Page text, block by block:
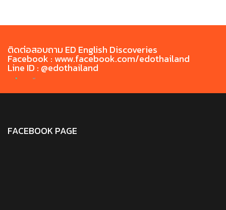
ติดต่อสอบถาม ED English Discoveries
Facebook : www.facebook.com/edothailand
Line ID : @edothailand
FACEBOOK PAGE